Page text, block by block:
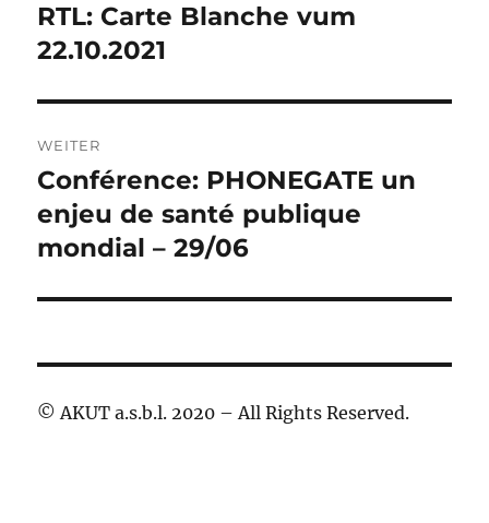
Vorheriger
Beitrag:
RTL: Carte Blanche vum
22.10.2021
WEITER
Nächster
Beitrag:
Conférence: PHONEGATE un
enjeu de santé publique
mondial – 29/06
© AKUT a.s.b.l. 2020 – All Rights Reserved.